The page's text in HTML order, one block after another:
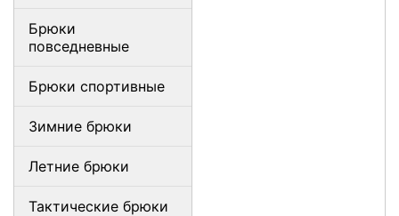
Брюки
повседневные
Брюки спортивные
Зимние брюки
Летние брюки
Тактические брюки